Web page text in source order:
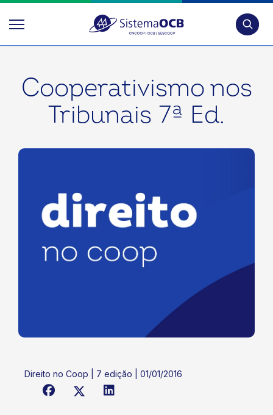
Cooperativismo nos
Tribunais 7ª Ed.
Direito no Coop | 7 edição | 01/01/2016